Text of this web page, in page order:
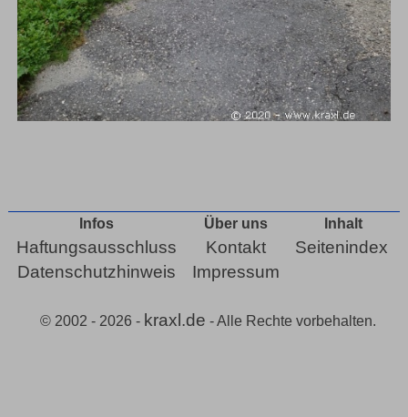
Infos
Haftungsausschluss
Datenschutzhinweis
Über uns
Kontakt
Impressum
Inhalt
Seitenindex
© 2002 - 2026 - kraxl.de - Alle Rechte vorbehalten.